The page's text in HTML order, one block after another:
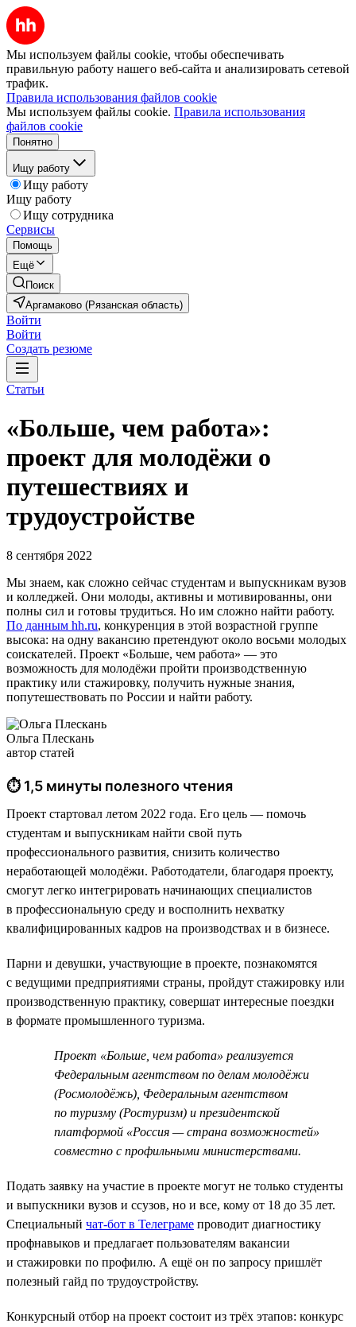
Мы используем файлы cookie, чтобы обеспечивать
правильную работу нашего веб-сайта и анализировать сетевой
трафик.
Правила использования файлов cookie
Мы используем файлы cookie. Правила использования
файлов cookie
Понятно
Ищу работу
Ищу работу
Ищу работу
Ищу сотрудника
Сервисы
Помощь
Ещё
Поиск
Аргамаково (Рязанская область)
Войти
Войти
Создать резюме
Статьи
«Больше, чем работа»:
проект для молодёжи о
путешествиях и
трудоустройстве
8 сентября 2022
Мы знаем, как сложно сейчас студентам и выпускникам вузов
и колледжей. Они молоды, активны и мотивированны, они
полны сил и готовы трудиться. Но им сложно найти работу.
По данным hh.ru, конкуренция в этой возрастной группе
высока: на одну вакансию претендуют около восьми молодых
соискателей. Проект «Больше, чем работа» — это
возможность для молодёжи пройти производственную
практику или стажировку, получить нужные знания,
попутешествовать по России и найти работу.
Ольга Плескань
автор статей
⏱ 1,5 минуты полезного чтения
Проект стартовал летом 2022 года. Его цель — помочь
студентам и выпускникам найти свой путь
профессионального развития, снизить количество
неработающей молодёжи. Работодатели, благодаря проекту,
смогут легко интегрировать начинающих специалистов
в профессиональную среду и восполнить нехватку
квалифицированных кадров на производствах и в бизнесе.
Парни и девушки, участвующие в проекте, познакомятся
с ведущими предприятиями страны, пройдут стажировку или
производственную практику, совершат интересные поездки
в формате промышленного туризма.
Проект «Больше, чем работа» реализуется
Федеральным агентством по делам молодёжи
(Росмолодёжь), Федеральным агентством
по туризму (Ростуризм) и президентской
платформой «Россия — страна возможностей»
совместно с профильными министерствами.
Подать заявку на участие в проекте могут не только студенты
и выпускники вузов и ссузов, но и все, кому от 18 до 35 лет.
Специальный чат-бот в Телеграме проводит диагностику
профнавыков и предлагает пользователям вакансии
и стажировки по профилю. А ещё он по запросу пришлёт
полезный гайд по трудоустройству.
Конкурсный отбор на проект состоит из трёх этапов: конкурс